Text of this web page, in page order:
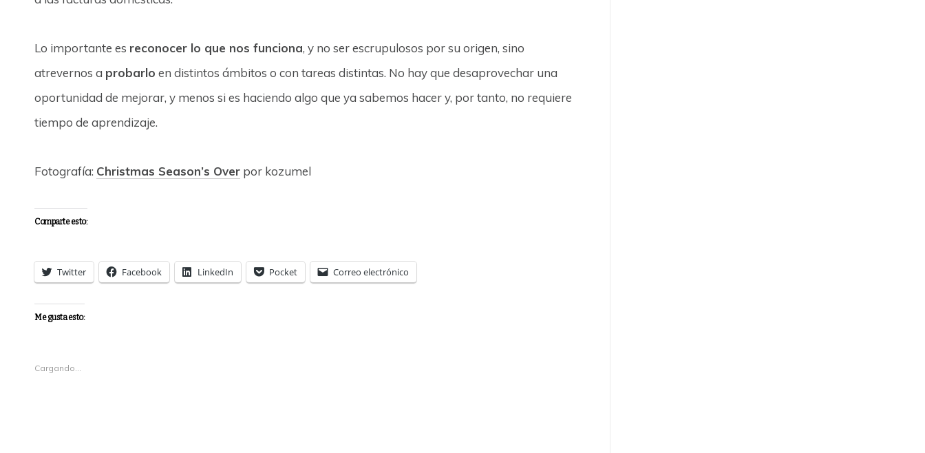
Lo importante es reconocer lo que nos funciona, y no ser escrupulosos por su origen, sino
atrevernos a probarlo en distintos ámbitos o con tareas distintas. No hay que desaprovechar una
oportunidad de mejorar, y menos si es haciendo algo que ya sabemos hacer y, por tanto, no requiere
tiempo de aprendizaje.
Fotografía: Christmas Season’s Over por kozumel
Comparte esto:
Twitter Facebook LinkedIn Pocket Correo electrónico
Me gusta esto:
Cargando...